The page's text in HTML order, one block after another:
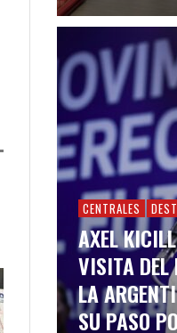
CENTRALES
AXEL
VISITA DEL
LA
SU PASO